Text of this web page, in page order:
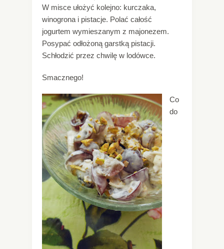
W misce ułożyć kolejno: kurczaka,
winogrona i pistacje. Polać całość
jogurtem wymieszanym z majonezem.
Posypać odłożoną garstką pistacji.
Schłodzić przez chwilę w lodówce.
Smacznego!
Co
do